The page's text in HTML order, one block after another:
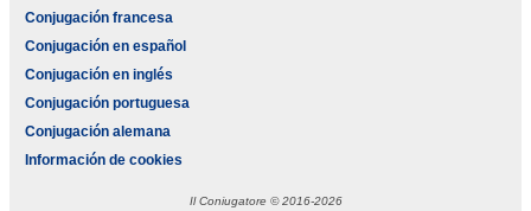
Conjugación francesa
Conjugación en español
Conjugación en inglés
Conjugación portuguesa
Conjugación alemana
Información de cookies
Il Coniugatore © 2016-2026